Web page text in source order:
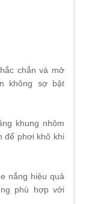
chắn và mở
không sợ bật
khung nhôm
để phơi khô khi
nắng hiệu quả
phù hợp với